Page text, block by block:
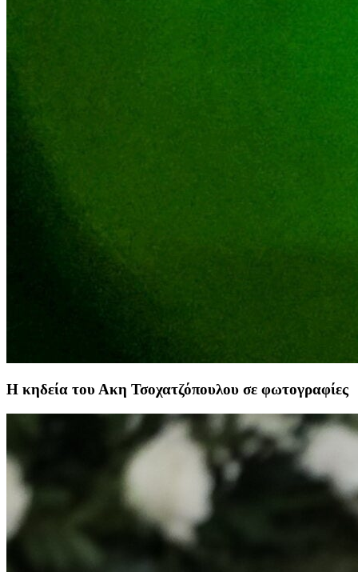
Η κηδεία του Ακη Τσοχατζόπουλου σε φωτογραφίες